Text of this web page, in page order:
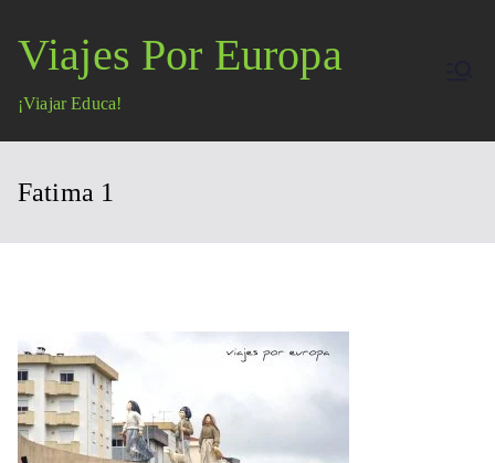
contenido
Viajes Por Europa
¡Viajar Educa!
Fatima 1